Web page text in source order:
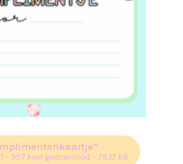
957 keer gedownload – 75,17 KB